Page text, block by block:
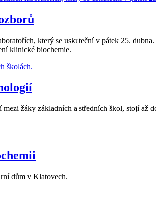
který se uskuteční v pátek 25.
klinické biochemie.
žáky základních a středních škol, stojí až
dům v Klatovech.